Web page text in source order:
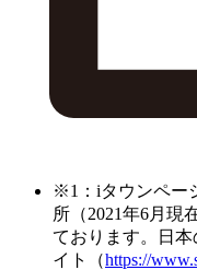
※1：iタウンペー
所（2021年6月現
ております。日
イト（https://